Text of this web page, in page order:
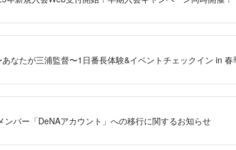
なたが三浦監督〜1日番長体験&イベントチェックイン in 春
ンバー「DeNAアカウント」への移行に関するお知らせ